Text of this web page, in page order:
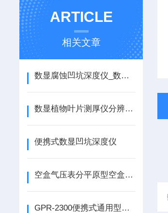
ARTICLE
相关文章
数显腐蚀凹坑深度仪_数显腐蚀凹坑深度测量仪_数显凹坑深度仪
数显植物叶片测厚仪分辨率有0.001mm和0.01mm两款供选择！
便携式数显凹坑深度仪
空盒气压表分平原型空盒气压表和原型空盒气压表两种！
GPR-2300便携式通用型氧纯度分析仪_便携式常量氧分析仪